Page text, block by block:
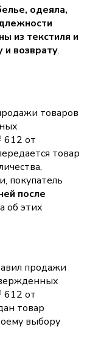
одеяла,
из текстиля и
возврату.
товаров
612 от
товар
покупатель
после
об этих
продажи
612 от
товар
выбору